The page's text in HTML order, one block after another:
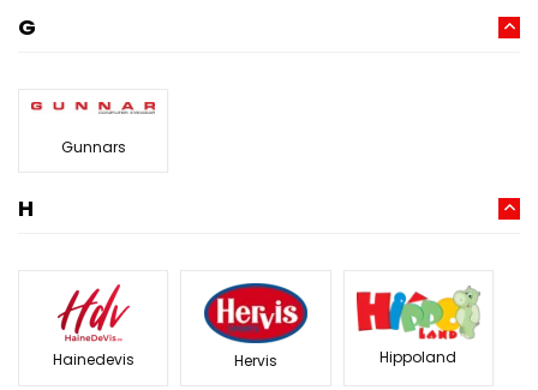
G
Gunnars
H
Hainedevis Hervis Hippoland